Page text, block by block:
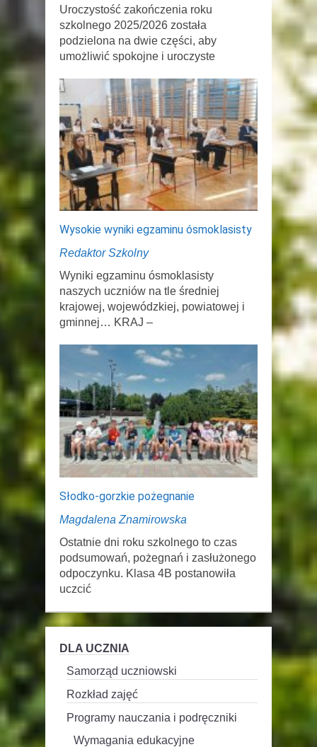
Uroczystość zakończenia roku
szkolnego 2025/2026 została
podzielona na dwie części, aby
umożliwić spokojne i uroczyste
Wysokie wyniki egzaminu ósmoklasisty
Redaktor Szkolny
Wyniki egzaminu ósmoklasisty
naszych uczniów na tle średniej
krajowej, wojewódzkiej, powiatowej i
gminnej… KRAJ –
Słodko-gorzkie pożegnanie
Magdalena Znamirowska
Ostatnie dni roku szkolnego to czas
podsumowań, pożegnań i zasłużonego
odpoczynku. Klasa 4B postanowiła
uczcić
DLA UCZNIA
Samorząd uczniowski
Rozkład zajęć
Programy nauczania i podręczniki
Wymagania edukacyjne